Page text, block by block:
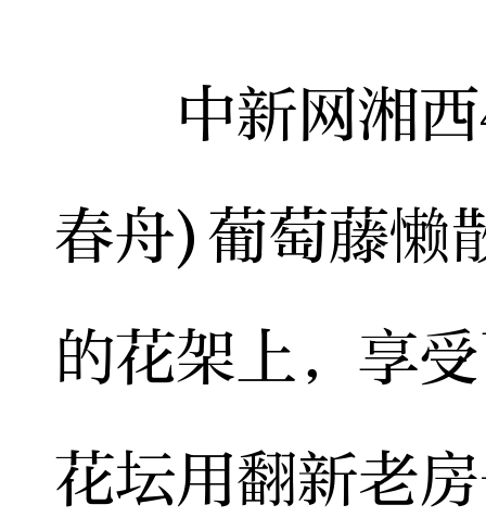
中新网湘西
春舟)葡萄藤懒
的花架上，享
花坛用翻新老